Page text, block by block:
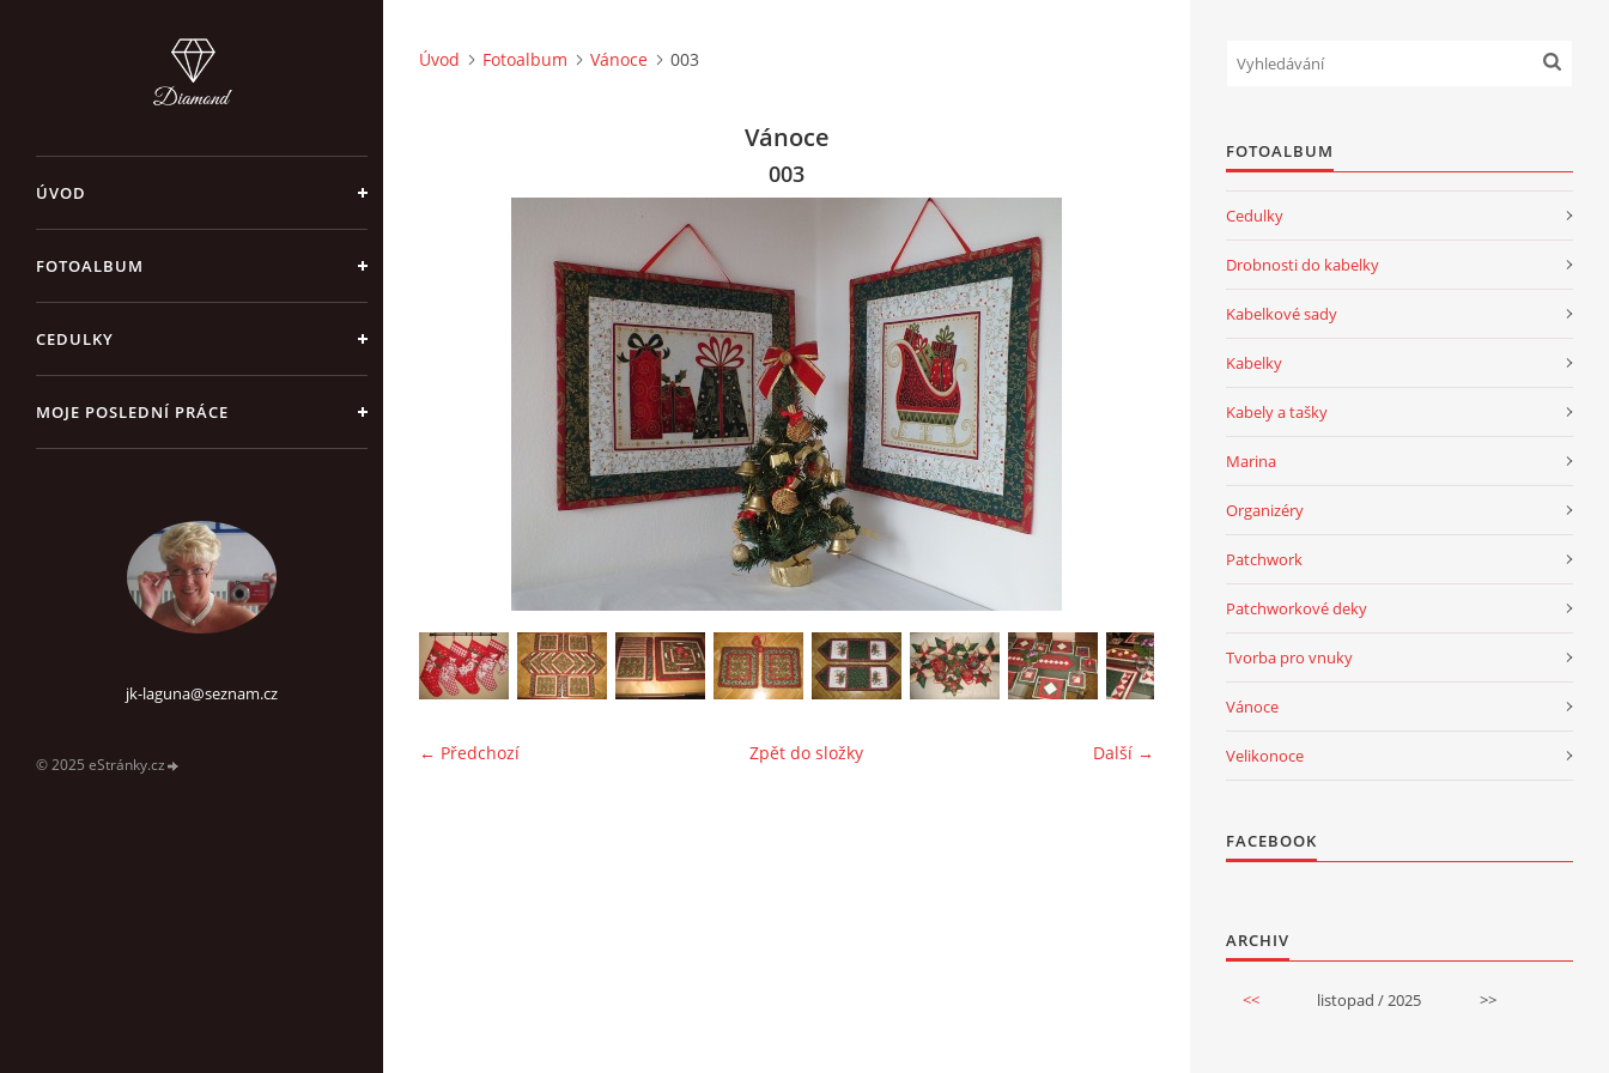
ÚVOD
FOTOALBUM
CEDULKY
MOJE POSLEDNÍ PRÁCE
jk-laguna@seznam.cz
© 2025 eStránky.cz
Úvod Fotoalbum Vánoce 003
Vánoce
003
← Předchozí Další →
Zpět do složky
FOTOALBUM
Cedulky
Drobnosti do kabelky
Kabelkové sady
Kabelky
Kabely a tašky
Marina
Organizéry
Patchwork
Patchworkové deky
Tvorba pro vnuky
Vánoce
Velikonoce
FACEBOOK
ARCHIV
<< listopad / 2025 >>